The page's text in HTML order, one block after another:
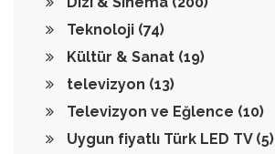
Teknoloji (74)
Kültür & Sanat (19)
televizyon (13)
Televizyon ve Eğlence (10)
Uygun fiyatlı Türk LED TV (5)